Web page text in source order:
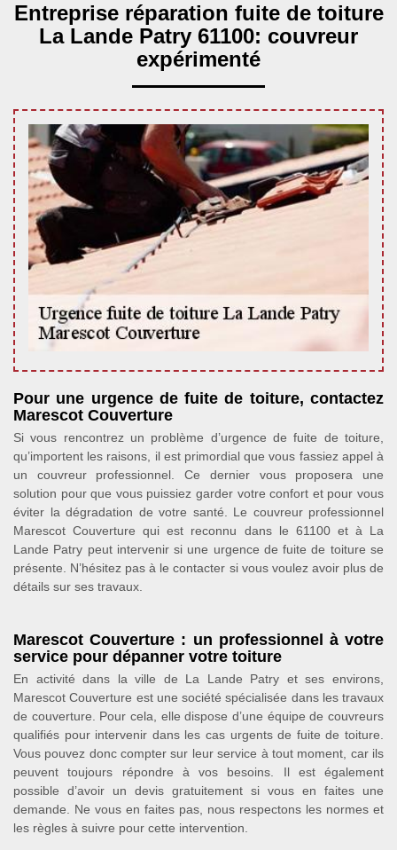
Entreprise réparation fuite de toiture
La Lande Patry 61100: couvreur
expérimenté
Pour une urgence de fuite de toiture, contactez
Marescot Couverture
Si vous rencontrez un problème d’urgence de fuite de toiture,
qu’importent les raisons, il est primordial que vous fassiez appel à
un couvreur professionnel. Ce dernier vous proposera une
solution pour que vous puissiez garder votre confort et pour vous
éviter la dégradation de votre santé. Le couvreur professionnel
Marescot Couverture qui est reconnu dans le 61100 et à La
Lande Patry peut intervenir si une urgence de fuite de toiture se
présente. N’hésitez pas à le contacter si vous voulez avoir plus de
détails sur ses travaux.
Marescot Couverture : un professionnel à votre
service pour dépanner votre toiture
En activité dans la ville de La Lande Patry et ses environs,
Marescot Couverture est une société spécialisée dans les travaux
de couverture. Pour cela, elle dispose d’une équipe de couvreurs
qualifiés pour intervenir dans les cas urgents de fuite de toiture.
Vous pouvez donc compter sur leur service à tout moment, car ils
peuvent toujours répondre à vos besoins. Il est également
possible d’avoir un devis gratuitement si vous en faites une
demande. Ne vous en faites pas, nous respectons les normes et
les règles à suivre pour cette intervention.